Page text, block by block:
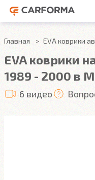
Главная EVA коврики
EVA коврики
1989 - 2000 в
6 видео